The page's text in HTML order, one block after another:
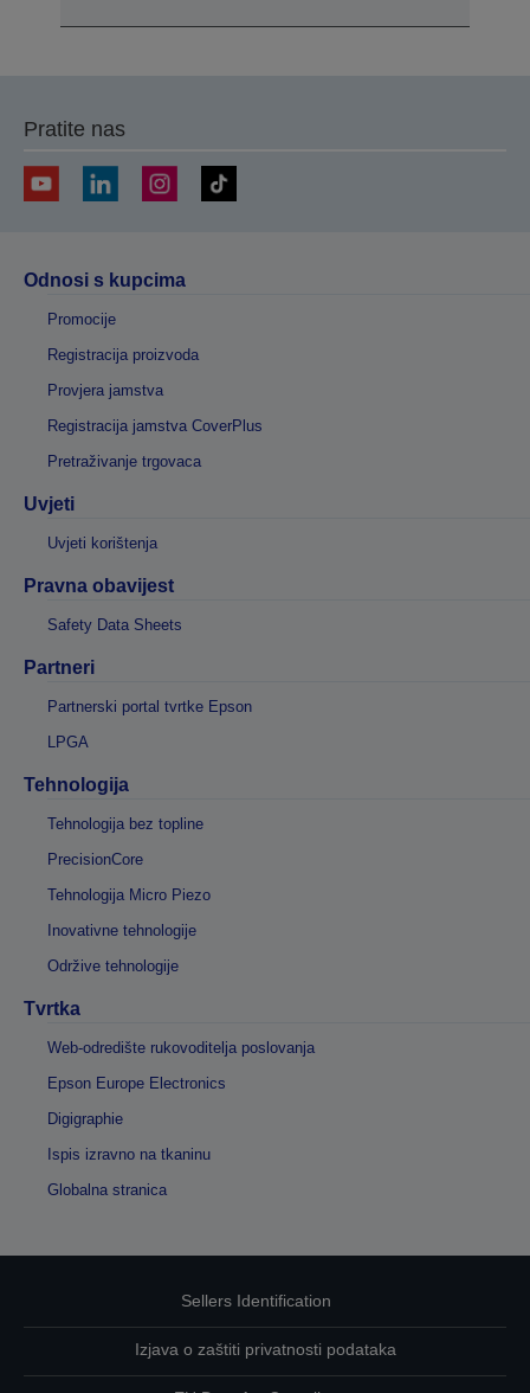
Pratite nas
Odnosi s kupcima
Promocije
Registracija proizvoda
Provjera jamstva
Registracija jamstva CoverPlus
Pretraživanje trgovaca
Uvjeti
Uvjeti korištenja
Pravna obavijest
Safety Data Sheets
Partneri
Partnerski portal tvrtke Epson
LPGA
Tehnologija
Tehnologija bez topline
PrecisionCore
Tehnologija Micro Piezo
Inovativne tehnologije
Održive tehnologije
Tvrtka
Web-odredište rukovoditelja poslovanja
Epson Europe Electronics
Digigraphie
Ispis izravno na tkaninu
Globalna stranica
Sellers Identification
Izjava o zaštiti privatnosti podataka